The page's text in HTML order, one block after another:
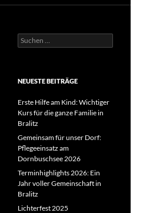
Suchen
nach:
NEUESTE BEITRÄGE
Erste Hilfe am Kind: Wichtiger
Kurs für die ganze Familie in
Bralitz
Gemeinsam für unser Dorf:
Pflegeeinsatz am
Dornbuschsee 2026
Terminhighlights 2026: Ein
Jahr voller Gemeinschaft in
Bralitz
Lichterfest 2025